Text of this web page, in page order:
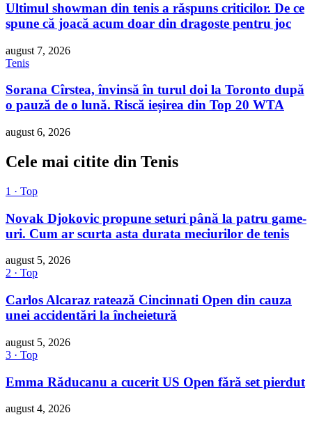
Ultimul showman din tenis a răspuns criticilor. De ce
spune că joacă acum doar din dragoste pentru joc
august 7, 2026
Tenis
Sorana Cîrstea, învinsă în turul doi la Toronto după
o pauză de o lună. Riscă ieșirea din Top 20 WTA
august 6, 2026
Cele mai citite din Tenis
1 · Top
Novak Djokovic propune seturi până la patru game-
uri. Cum ar scurta asta durata meciurilor de tenis
august 5, 2026
2 · Top
Carlos Alcaraz ratează Cincinnati Open din cauza
unei accidentări la încheietură
august 5, 2026
3 · Top
Emma Răducanu a cucerit US Open fără set pierdut
august 4, 2026